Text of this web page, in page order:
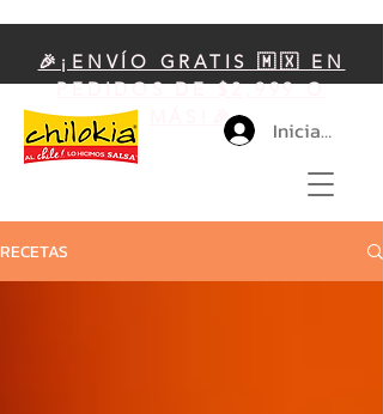
🎉¡ENVÍO GRATIS 🇲🇽 EN
PEDIDOS DE $2,999 O
MÁS!🎉
Iniciar sesión
RECETAS